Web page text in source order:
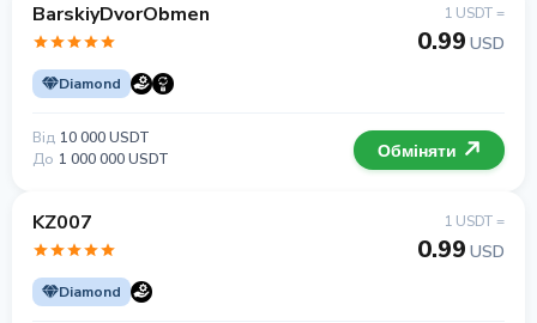
BarskiyDvorObmen
Diamond
1 USDT =
0.99 USD
Від 10 000 USDT
До 1 000 000 USDT Обміняти
KZ007
Diamond
1 USDT =
0.99 USD